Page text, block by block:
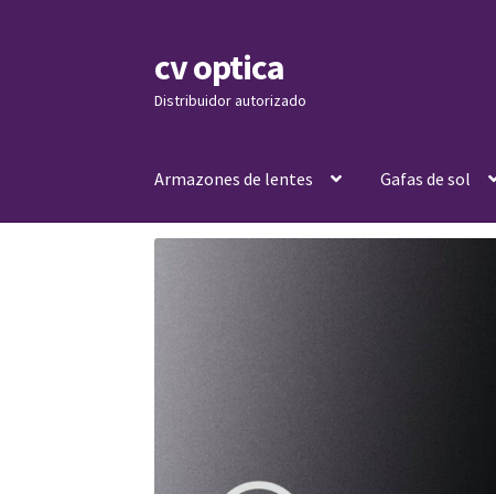
Skip
to
navigation
Skip
to
content
cv optica
Distribuidor autorizado
Armazones de lentes Gafas de sol